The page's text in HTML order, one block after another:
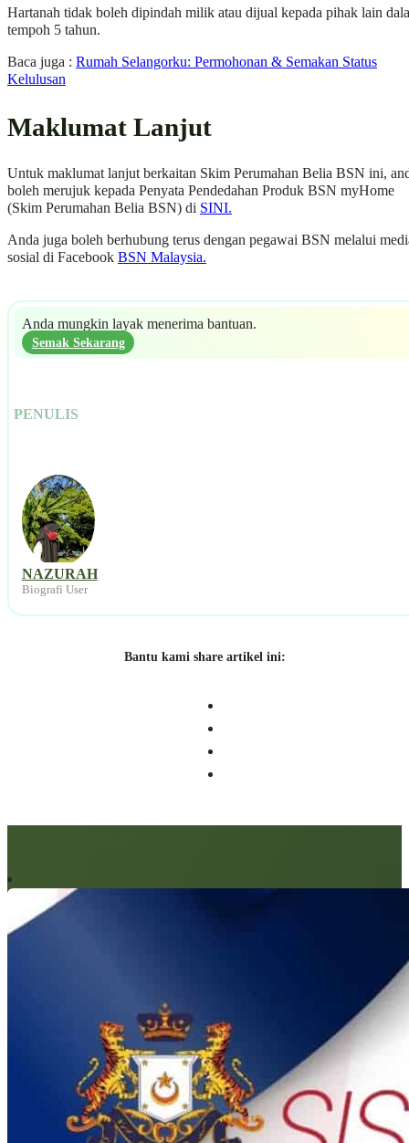
Hartanah tidak boleh dipindah milik atau dijual kepada pihak lain
tempoh 5 tahun.
Baca juga : Rumah Selangorku: Permohonan & Semakan Status
Kelulusan
Maklumat Lanjut
Untuk maklumat lanjut berkaitan Skim Perumahan Belia BSN ini,
boleh merujuk kepada Penyata Pendedahan Produk BSN myHome
(Skim Perumahan Belia BSN) di SINI.
Anda juga boleh berhubung terus dengan pegawai BSN melalui
sosial di Facebook BSN Malaysia.
Anda mungkin layak menerima bantuan.
Semak Sekarang
PENULIS
NAZURAH
Biografi User
Bantu kami share artikel ini: